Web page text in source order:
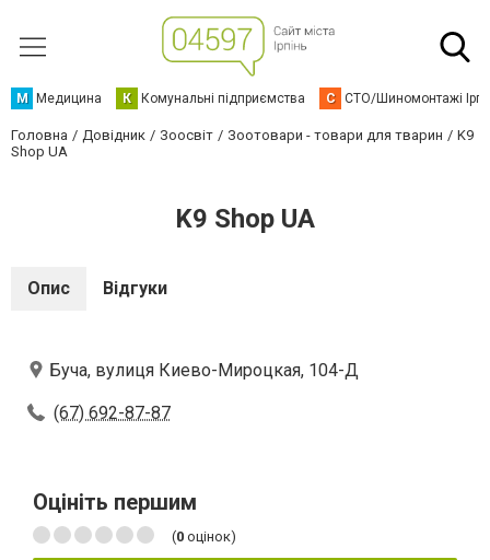
М Медицина К Комунальні підприємства С СТО/Шиномонтажі
Головна Довідник Зоосвіт Зоотовари - товари для тварин
K9
Shop UA
K9 Shop UA
Опис Відгуки
Буча, вулиця Киево-Мироцкая, 104-Д
(67) 692-87-87
Оцініть першим
(0 оцінок)